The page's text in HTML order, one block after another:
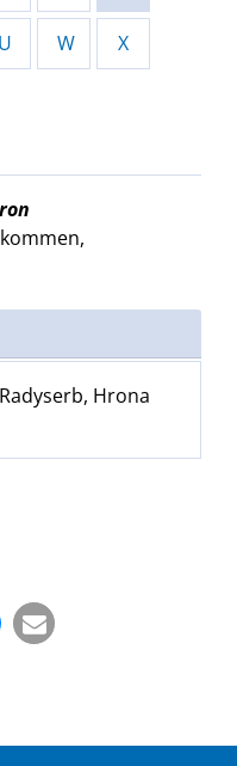
U W X
Hrona